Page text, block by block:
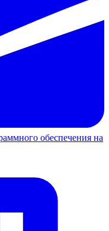
обеспечения на